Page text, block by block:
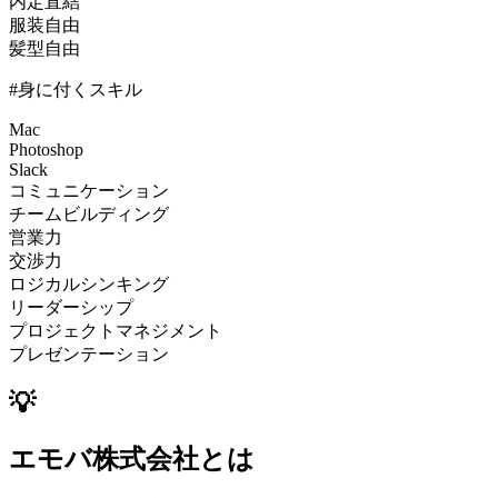
服装自由
髪型自由
#身に付くスキル
Mac
Photoshop
Slack
コミュニケーション
チームビルディング
営業力
交渉力
ロジカルシンキング
リーダーシップ
プロジェクトマネジメント
プレゼンテーション
💡
エモバ株式会社とは